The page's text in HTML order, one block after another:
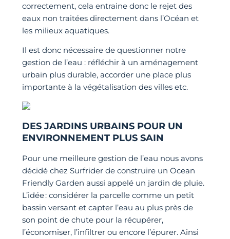
correctement, cela entraine donc le rejet des
eaux non traitées directement dans l’Océan et
les milieux aquatiques.
Il est donc nécessaire de questionner notre
gestion de l’eau : réfléchir à un aménagement
urbain plus durable, accorder une place plus
importante à la végétalisation des villes etc.
DES JARDINS URBAINS POUR UN
ENVIRONNEMENT PLUS SAIN
Pour une meilleure gestion de l’eau nous avons
décidé chez Surfrider de construire un Ocean
Friendly Garden aussi appelé un jardin de pluie.
L’idée : considérer la parcelle comme un petit
bassin versant et capter l’eau au plus près de
son point de chute pour la récupérer,
l’économiser, l’infiltrer ou encore l’épurer. Ainsi